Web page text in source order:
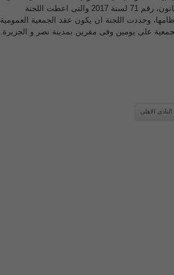
لعدم التزام الاهلى برئاسة محمود طاهر بالمادة الرابعة من القانون، رقم 71 لسنة 2017 والتى اعطت اللجنة
وحددت اللجنة ان يكون عقد الجمعية العمومية
على يومين وفى مقرين بمدينة نصر و الجزيرة.
النادى الاهلى